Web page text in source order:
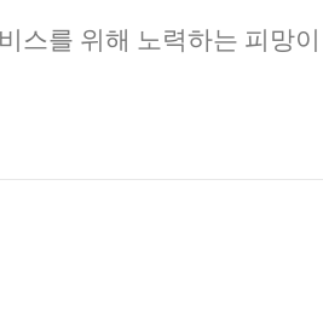
스를 위해 노력하는 피망